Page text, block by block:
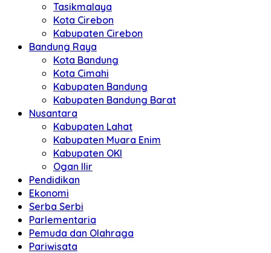
Tasikmalaya
Kota Cirebon
Kabupaten Cirebon
Bandung Raya
Kota Bandung
Kota Cimahi
Kabupaten Bandung
Kabupaten Bandung Barat
Nusantara
Kabupaten Lahat
Kabupaten Muara Enim
Kabupaten OKI
Ogan Ilir
Pendidikan
Ekonomi
Serba Serbi
Parlementaria
Pemuda dan Olahraga
Pariwisata